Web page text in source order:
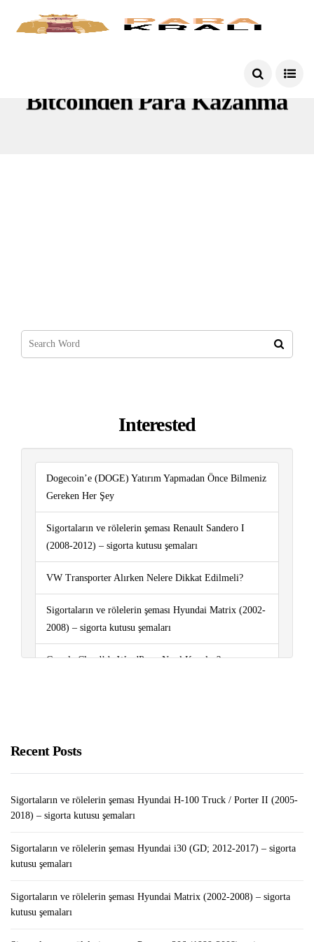
Bitcoinden Para Kazanma
Interested
Dogecoin’e (DOGE) Yatırım Yapmadan Önce Bilmeniz
Gereken Her Şey
Sigortaların ve rölelerin şeması Renault Sandero I
(2008-2012) – sigorta kutusu şemaları
VW Transporter Alırken Nelere Dikkat Edilmeli?
Sigortaların ve rölelerin şeması Hyundai Matrix (2002-
2008) – sigorta kutusu şemaları
Google Cloud’da WordPress Nasıl Kurulur?
Recent Posts
Sigortaların ve rölelerin şeması Hyundai H-100 Truck / Porter II (2005-
2018) – sigorta kutusu şemaları
Sigortaların ve rölelerin şeması Hyundai i30 (GD; 2012-2017) – sigorta
kutusu şemaları
Sigortaların ve rölelerin şeması Hyundai Matrix (2002-2008) – sigorta
kutusu şemaları